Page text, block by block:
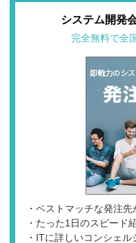
システム開発
完全無料で全
・ベストマッチな発注先
・たった1日のスピード
・ITに詳しいコンシェル